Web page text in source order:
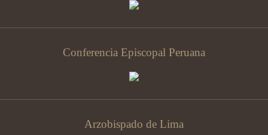
Conferencia Episcopal Peruana
Arzobispado de Lima